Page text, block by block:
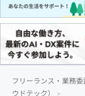
フリーランス・業務
ウドテック）